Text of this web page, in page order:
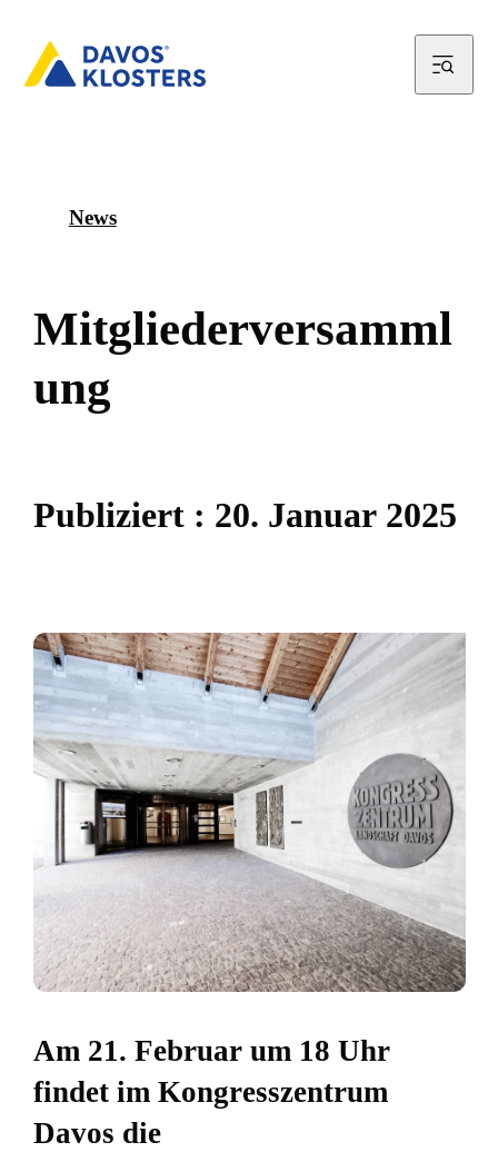
News
Mitgliederversamml
ung
Publiziert : 20. Januar 2025
Am 21. Februar um 18 Uhr
findet im Kongresszentrum
Davos die